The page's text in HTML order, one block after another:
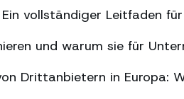
vollständiger Leitfaden
und warum sie für
Drittanbietern in Europa: